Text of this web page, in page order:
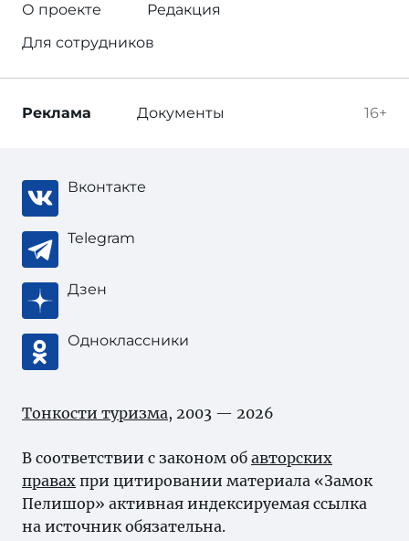
О проекте
Редакция
Для сотрудников
16+
Реклама Документы
Вконтакте
Telegram
Дзен
Одноклассники
Тонкости туризма, 2003 — 2026
В соответствии с законом об авторских
правах при цитировании материала «Замок
Пелишор» активная индексируемая ссылка
на источник обязательна.